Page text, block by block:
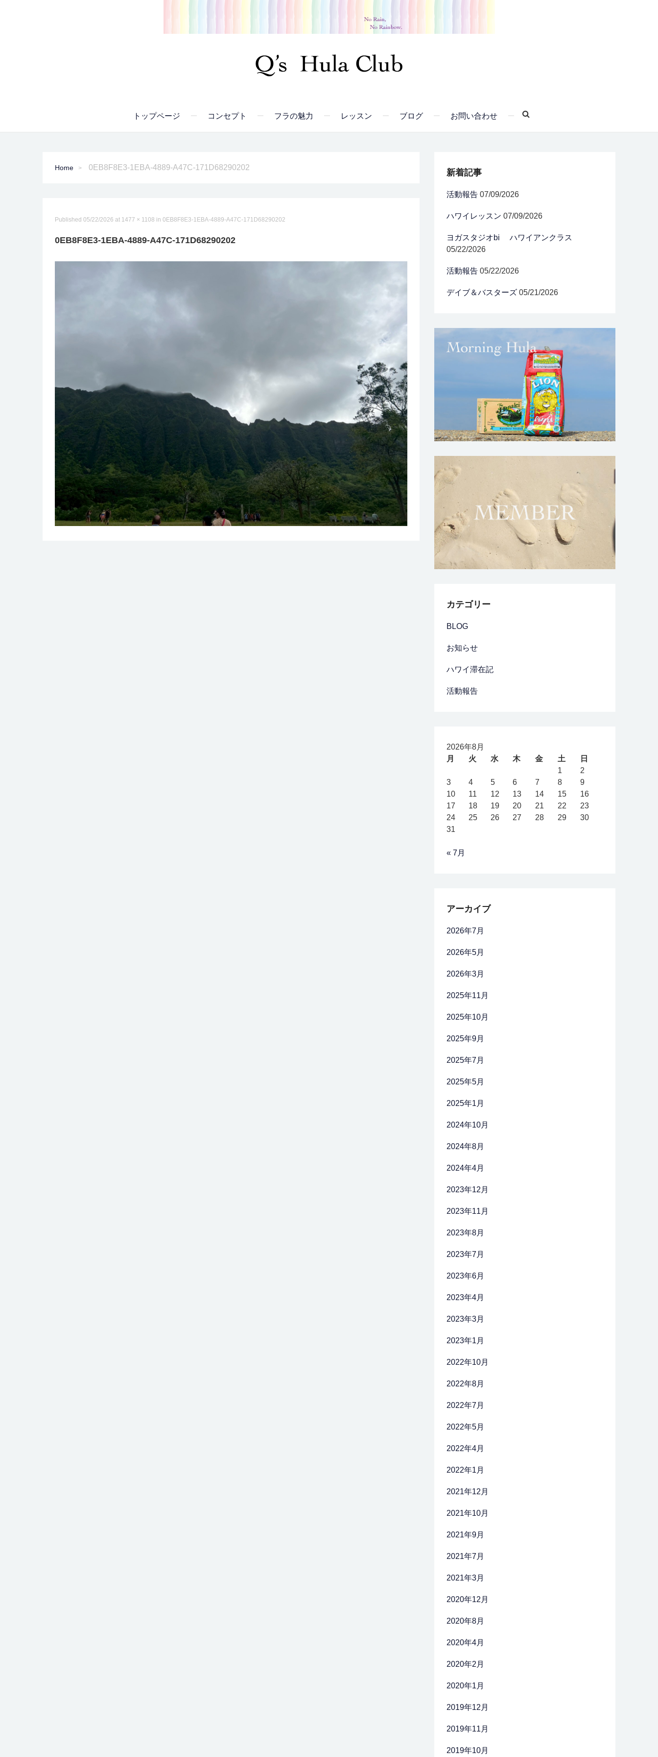
トップページ コンセプト フラの魅力 レッスン ブログ お問い合わせ
Home 0EB8F8E3-1EBA-4889-A47C-171D68290202
Published 05/22/2026 at 1477 × 1108 in 0EB8F8E3-1EBA-4889-A47C-171D68290202
0EB8F8E3-1EBA-4889-A47C-171D68290202
新着記事
活動報告 07/09/2026
ハワイレッスン 07/09/2026
ヨガスタジオbi ハワイアンクラス
05/22/2026
活動報告 05/22/2026
デイブ＆バスターズ 05/21/2026
カテゴリー
BLOG
お知らせ
ハワイ滞在記
活動報告
2026年8月
月
火 水 木 金 土
日
1
2
3
4 5 6 7 8
9
10
11 12 13 14 15
16
17
18 19 20 21 22
23
24
25 26 27 28 29
30
31
« 7月
アーカイブ
2026年7月
2026年5月
2026年3月
2025年11月
2025年10月
2025年9月
2025年7月
2025年5月
2025年1月
2024年10月
2024年8月
2024年4月
2023年12月
2023年11月
2023年8月
2023年7月
2023年6月
2023年4月
2023年3月
2023年1月
2022年10月
2022年8月
2022年7月
2022年5月
2022年4月
2022年1月
2021年12月
2021年10月
2021年9月
2021年7月
2021年3月
2020年12月
2020年8月
2020年4月
2020年2月
2020年1月
2019年12月
2019年11月
2019年10月